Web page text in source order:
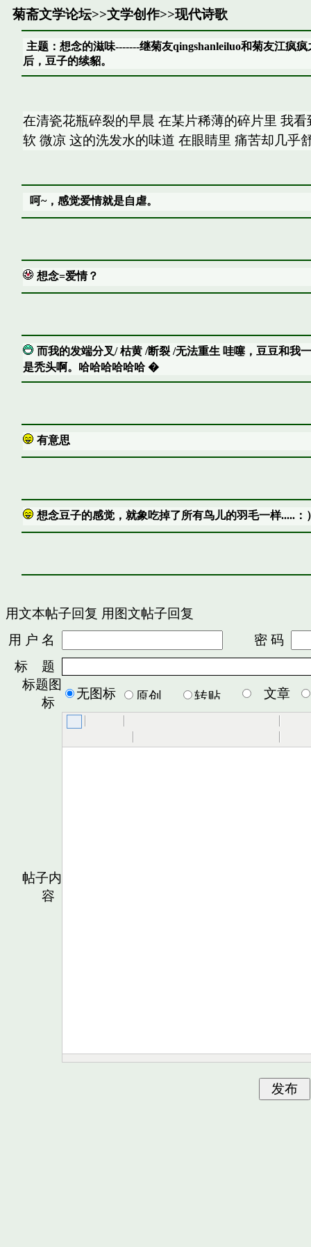
菊斋文学论坛>>文学创作>>现代诗歌
主题：想念的滋味-------继菊友qingshanleiluo和菊友江疯疯
后，豆子的续貂。
在清瓷花瓶碎裂的早晨 在某片稀薄的碎片里 我
软 微凉 这的洗发水的味道 在眼睛里 痛苦却几乎
呵~，感觉爱情就是自虐。
想念=爱情？
而我的发端分叉/ 枯黄 /断裂 /无法重生 哇噻，豆豆和我
是秃头啊。哈哈哈哈哈哈 �
有意思
想念豆子的感觉，就象吃掉了所有鸟儿的羽毛一样.....：
用文本帖子回复 用图文帖子回复
用 户 名
密 码
标 题
标题图
标
无图标 文章
帖子内
容